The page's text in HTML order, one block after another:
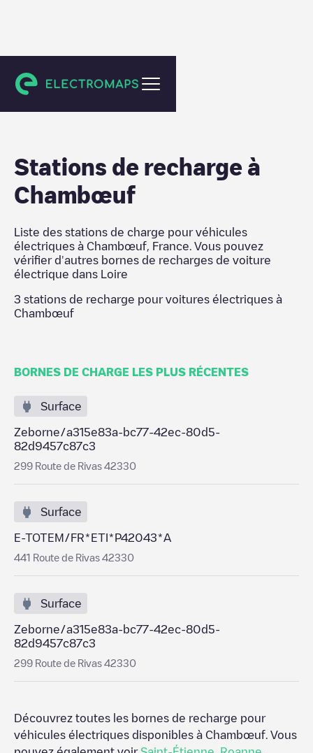
Loire
Stations de recharge à
Chambœuf
Liste des stations de charge pour véhicules
électriques à Chambœuf France . Vous pouvez
vérifier d'autres bornes de recharges de voiture
électrique dans
Loire
3 stations de recharge pour voitures électriques à
Chambœuf
BORNES DE CHARGE LES PLUS RÉCENTES
Surface
Zeborne/a315e83a-bc77-42ec-80d5-
82d9457c87c3
299 Route de Rivas 42330
Surface
E-TOTEM/FR*ETI*P42043*A
441 Route de Rivas 42330
Surface
Zeborne/a315e83a-bc77-42ec-80d5-
82d9457c87c3
299 Route de Rivas 42330
Découvrez toutes les bornes de recharge pour
véhicules électriques disponibles à Chambœuf . Vous